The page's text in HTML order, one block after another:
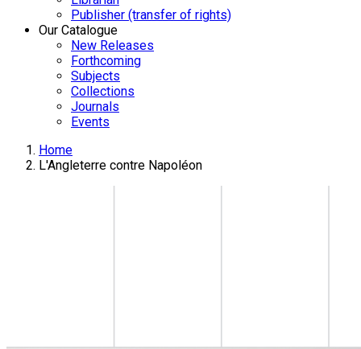
Publisher (transfer of rights)
Our Catalogue
New Releases
Forthcoming
Subjects
Collections
Journals
Events
Home
L'Angleterre contre Napoléon